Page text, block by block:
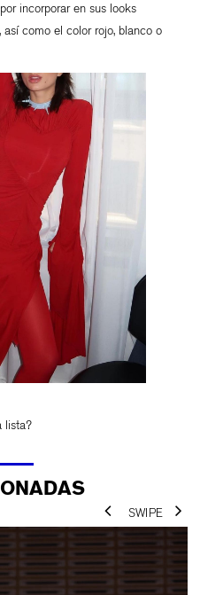
incorporar en sus looks
como el color rojo, blanco o
lista?